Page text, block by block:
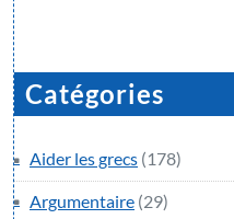
Catégories
Aider les grecs (178)
Argumentaire (29)